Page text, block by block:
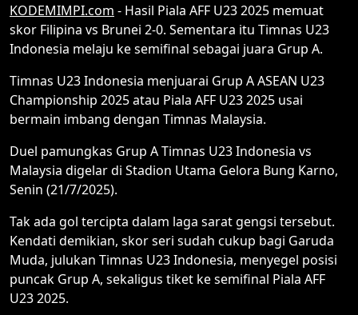
KODEMIMPI.com - Hasil Piala AFF U23 2025 memuat
skor Filipina vs Brunei 2-0. Sementara itu Timnas U23
Indonesia melaju ke semifinal sebagai juara Grup A.
Timnas U23 Indonesia menjuarai Grup A ASEAN U23
Championship 2025 atau Piala AFF U23 2025 usai
bermain imbang dengan Timnas Malaysia.
Duel pamungkas Grup A Timnas U23 Indonesia vs
Malaysia digelar di Stadion Utama Gelora Bung Karno,
Senin (21/7/2025).
Tak ada gol tercipta dalam laga sarat gengsi tersebut.
Kendati demikian, skor seri sudah cukup bagi Garuda
Muda, julukan Timnas U23 Indonesia, menyegel posisi
puncak Grup A, sekaligus tiket ke semifinal Piala AFF
U23 2025.